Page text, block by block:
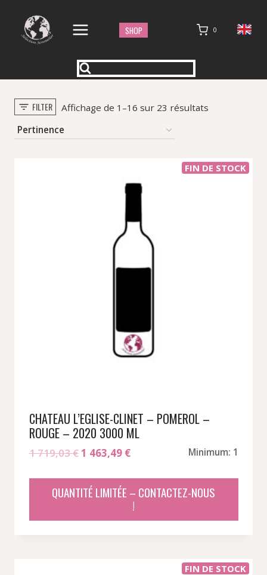
contenu
SHOP 0
FILTER Affichage de 1–16 sur 23 résultatsTrié
FIN DE STOCK
CHATEAU L’EGLISE-CLINET – POMEROL –
ROUGE – 2020 3000 ML
1 719,03€Le
initial
était :
719,03 €.
1 463,49 €Le
est :
463,49 €.
Minimum: 1
QUANTITÉ LIMITÉE – CONTACTEZ-NOUS
!
FIN DE STOCK